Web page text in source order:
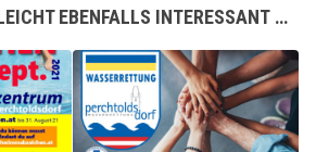
EBENFALLS INTERESSANT …